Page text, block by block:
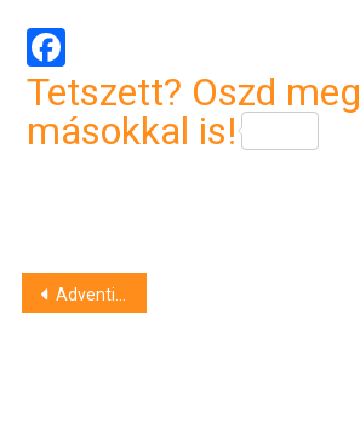
Facebook
Tetszett? Oszd meg
másokkal is!
Bejegyzés
Adventi koszorú okozott tüzet Debrecenben